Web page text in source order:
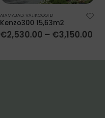
AIAMAJAD VÄLIKÖÖGID
Kenzo300 15,63m2
€2,530.00 – €3,150.00